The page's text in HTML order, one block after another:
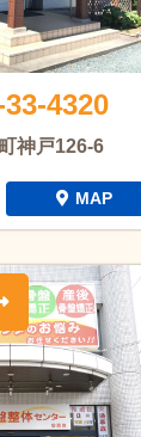
4320
神戸126-6
MAP